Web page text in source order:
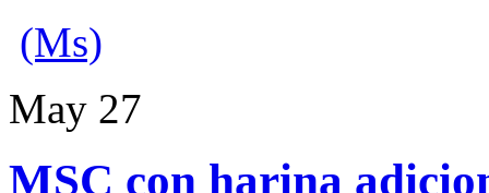
(Ms)
May 27
MSC con harina